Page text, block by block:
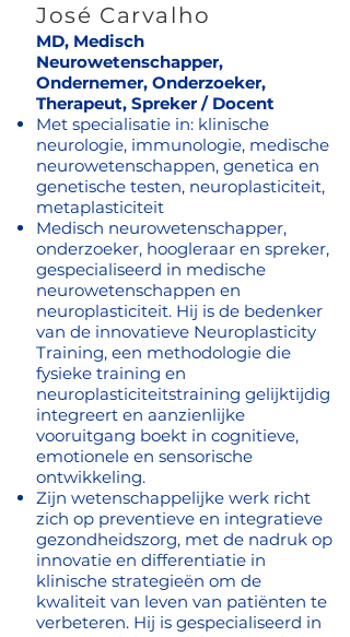
José Carvalho
MD, Medisch
Neurowetenschapper,
Ondernemer, Onderzoeker,
Therapeut, Spreker / Docent
Met specialisatie in: klinische
neurologie, immunologie, medische
neurowetenschappen, genetica en
genetische testen, neuroplasticiteit,
metaplasticiteit
Medisch neurowetenschapper,
onderzoeker, hoogleraar en spreker,
gespecialiseerd in medische
neurowetenschappen en
neuroplasticiteit. Hij is de bedenker
van de innovatieve Neuroplasticity
Training, een methodologie die
fysieke training en
neuroplasticiteitstraining gelijktijdig
integreert en aanzienlijke
vooruitgang boekt in cognitieve,
emotionele en sensorische
ontwikkeling.
Zijn wetenschappelijke werk richt
zich op preventieve en integratieve
gezondheidszorg, met de nadruk op
innovatie en differentiatie in
klinische strategieën om de
kwaliteit van leven van patiënten te
verbeteren. Hij is gespecialiseerd in